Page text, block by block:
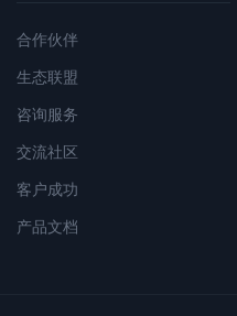
合作伙伴
生态联盟
咨询服务
交流社区
客户成功
产品文档